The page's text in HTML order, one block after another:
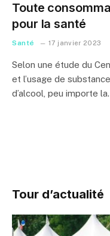
Toute
pour la santé
Santé 17 janvier 2023
Selon une étude du
et l’usage de
d’alcool, peu importe
Tour d’actualité